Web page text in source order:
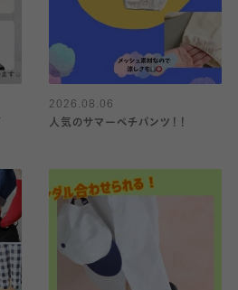
2026.08.06
人気のサマーペチパンツ！！